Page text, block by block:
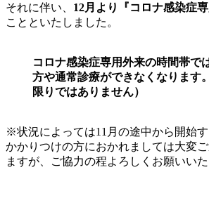
それに伴い、 12月より『コロナ感染症
ことといたしました。
コロナ感染症専用外来の時間帯で
方や通常診療ができなくなります
限りではありません）
※状況によっては11月の途中から開始す
かかりつけの方におかれましては大変
ますが、ご協力の程よろしくお願いいた